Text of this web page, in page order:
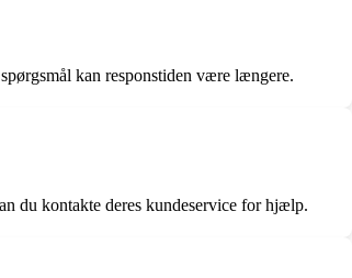
kan responstiden være længere.
du kontakte deres kundeservice for hjælp.